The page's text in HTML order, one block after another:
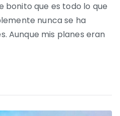
bonito que es todo lo que
nunca se ha
Aunque mis planes eran